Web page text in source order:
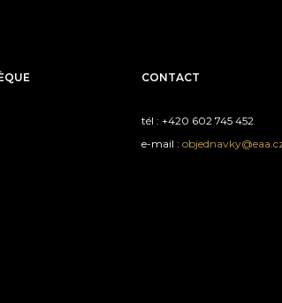
CONTACT
tél : +420 602 745 452
e-mail :